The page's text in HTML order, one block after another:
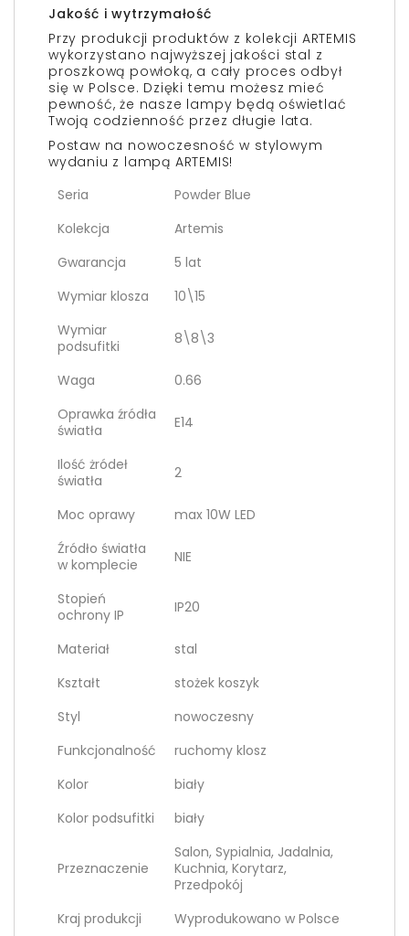
Jakość i wytrzymałość
Przy produkcji produktów z kolekcji ARTEMIS
wykorzystano najwyższej jakości stal z
proszkową powłoką, a cały proces odbył
się w Polsce. Dzięki temu możesz mieć
pewność, że nasze lampy będą oświetlać
Twoją codzienność przez długie lata.
Postaw na nowoczesność w stylowym
wydaniu z lampą ARTEMIS!
Seria
Powder Blue
Kolekcja
Artemis
Gwarancja
5 lat
Wymiar klosza
10\15
Wymiar
podsufitki
8\8\3
Waga
0.66
Oprawka źródła
światła
E14
Ilość żródeł
światła
2
Moc oprawy
max 10W LED
Źródło światła
w komplecie
NIE
Stopień
ochrony IP
IP20
Materiał
stal
Kształt
stożek koszyk
Styl
nowoczesny
Funkcjonalność
ruchomy klosz
Kolor
biały
Kolor podsufitki
biały
Przeznaczenie
Salon, Sypialnia, Jadalnia,
Kuchnia, Korytarz,
Przedpokój
Kraj produkcji
Wyprodukowano w Polsce